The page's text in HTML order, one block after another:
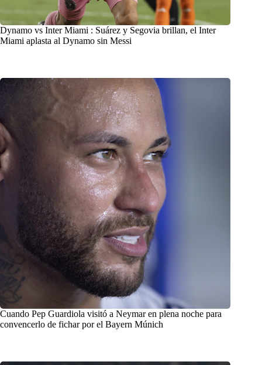
Dynamo vs Inter Miami : Suárez y Segovia brillan, el Inter
Miami aplasta al Dynamo sin Messi
Cuando Pep Guardiola visitó a Neymar en plena noche para
convencerlo de fichar por el Bayern Múnich